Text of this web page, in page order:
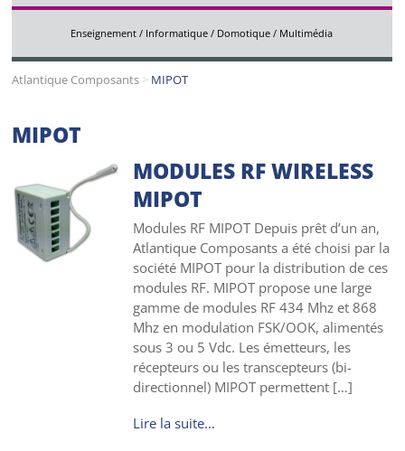
Enseignement / Informatique / Domotique / Multimédia
Atlantique Composants > MIPOT
MIPOT
MODULES RF WIRELESS
MIPOT
Modules RF MIPOT Depuis prêt d’un an,
Atlantique Composants a été choisi par la
société MIPOT pour la distribution de ces
modules RF. MIPOT propose une large
gamme de modules RF 434 Mhz et 868
Mhz en modulation FSK/OOK, alimentés
sous 3 ou 5 Vdc. Les émetteurs, les
récepteurs ou les transcepteurs (bi-
directionnel) MIPOT permettent […]
Lire la suite...